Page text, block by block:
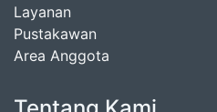
Layanan
Pustakawan
Area Anggota